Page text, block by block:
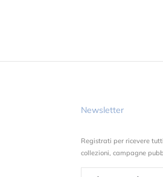
Newsletter
Registrati per ricevere
collezioni, campagne